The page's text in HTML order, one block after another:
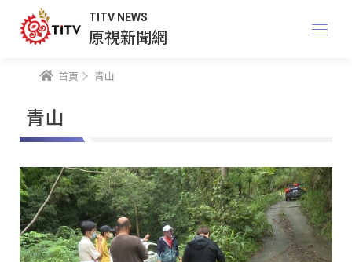
TITV NEWS
原視新聞網
首頁 青山
青山